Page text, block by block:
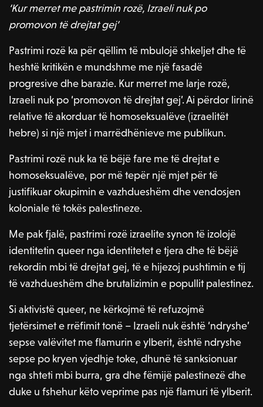
‘Kur merret me pastrimin rozë, Izraeli nuk po
promovon të drejtat gej’
Pastrimi rozë ka për qëllim të mbulojë shkeljet dhe të
heshtë kritikën e mundshme me një fasadë
progresive dhe barazie. Kur merret me larje rozë,
Izraeli nuk po ‘promovon të drejtat gej’. Ai përdor lirinë
relative të akorduar të homoseksualëve (izraelitët
hebre) si një mjet i marrëdhënieve me publikun.
Pastrimi rozë nuk ka të bëjë fare me të drejtat e
homoseksualëve, por më tepër një mjet për të
justifikuar okupimin e vazhdueshëm dhe vendosjen
koloniale të tokës palestineze.
Me pak fjalë, pastrimi rozë izraelite synon të izolojë
identitetin queer nga identitetet e tjera dhe të bëjë
rekordin mbi të drejtat gej, të e hijezoj pushtimin e tij
të vazhdueshëm dhe brutalizimin e popullit palestinez.
Si aktivistë queer, ne kërkojmë të refuzojmë
tjetërsimet e rrëfimit tonë – Izraeli nuk është ‘ndryshe’
sepse valëvitet me flamurin e ylberit, është ndryshe
sepse po kryen vjedhje toke, dhunë të sanksionuar
nga shteti mbi burra, gra dhe fëmijë palestinezë dhe
duke u fshehur këto veprime pas një flamuri të ylberit.